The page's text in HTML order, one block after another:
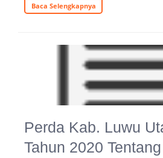
Baca Selengkapnya
Perda Kab. Luwu
Tahun 2020